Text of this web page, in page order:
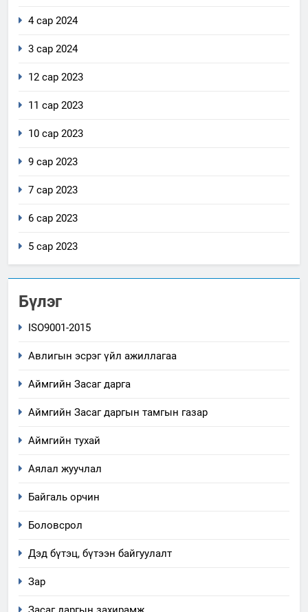
4 сар 2024
3 сар 2024
12 сар 2023
11 сар 2023
10 сар 2023
9 сар 2023
7 сар 2023
6 сар 2023
5 сар 2023
Бүлэг
ISO9001-2015
Авлигын эсрэг үйл ажиллагаа
Аймгийн Засаг дарга
Аймгийн Засаг даргын тамгын газар
Аймгийн тухай
Аялал жуучлал
Байгаль орчин
Боловсрол
Дэд бүтэц, бүтээн байгуулалт
Зар